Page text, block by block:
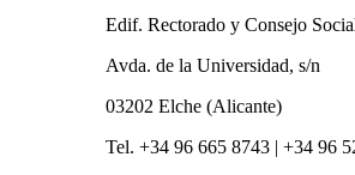
Edif. Rectorado y Consejo
Avda. de la Universidad, s/n
03202 Elche (Alicante)
Tel. +34 96 665 8743 | +34 96